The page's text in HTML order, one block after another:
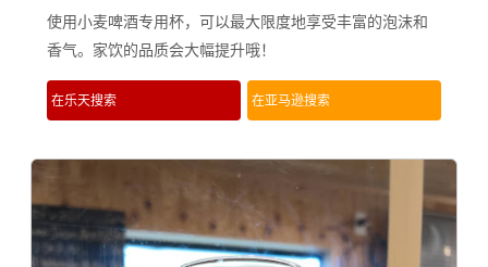
使用小麦啤酒专用杯，可以最大限度地享受丰富的泡沫和
香气。家饮的品质会大幅提升哦！
在乐天搜索 在亚马逊搜索